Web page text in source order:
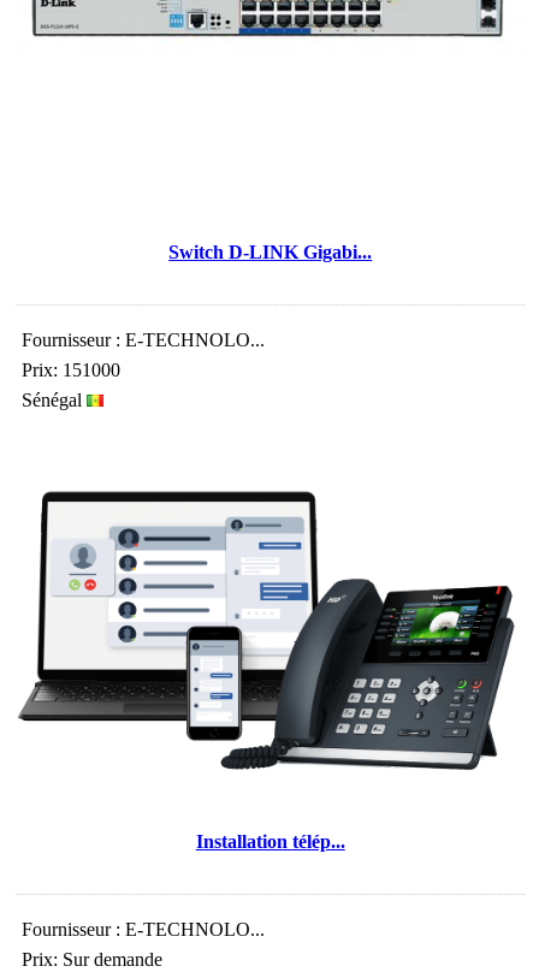
Switch D-LINK Gigabi...
Fournisseur : E-TECHNOLO...
Prix: 151000
Sénégal
Installation télép...
Fournisseur : E-TECHNOLO...
Prix: Sur demande